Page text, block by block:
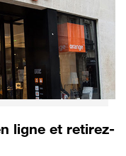
ligne et retirez-